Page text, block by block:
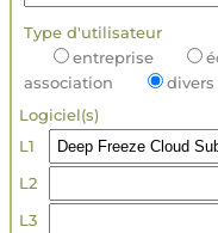
Type d'utilisateur
entreprise
association
divers
Logiciel(s)
L1
L2
L3